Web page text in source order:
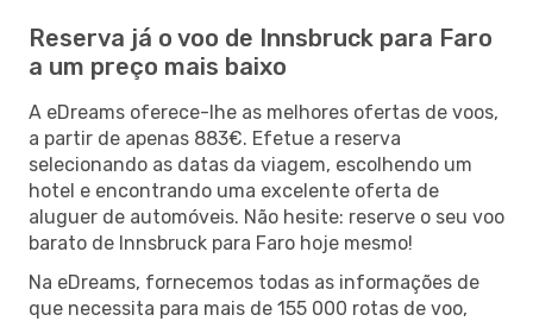
Reserva já o voo de Innsbruck para Faro
a um preço mais baixo
A eDreams oferece-lhe as melhores ofertas de voos,
a partir de apenas 883€. Efetue a reserva
selecionando as datas da viagem, escolhendo um
hotel e encontrando uma excelente oferta de
aluguer de automóveis. Não hesite: reserve o seu voo
barato de Innsbruck para Faro hoje mesmo!
Na eDreams, fornecemos todas as informações de
que necessita para mais de 155 000 rotas de voo,